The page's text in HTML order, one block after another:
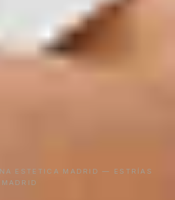
ESTETICA MADRID — ESTRÍAS